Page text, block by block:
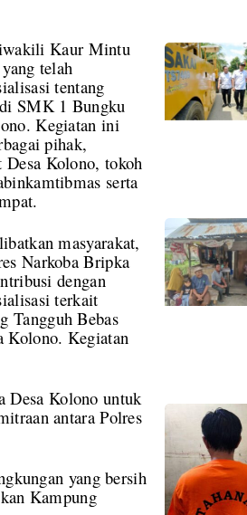
Kaur Mintu
telah
tentang
SMK 1 Bungku
Kegiatan ini
pihak,
Desa Kolono, tokoh
serta
masyarakat,
Narkoba Bripka
dengan
terkait
Tangguh Bebas
Kolono. Kegiatan
Desa Kolono untuk
antara Polres
yang bersih
Kampung